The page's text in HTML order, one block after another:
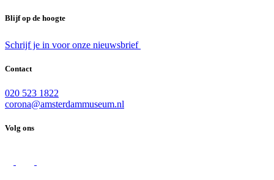
Blijf op de hoogte
Schrijf je in voor onze nieuwsbrief
Contact
020 523 1822
corona@amsterdammuseum.nl
Volg ons